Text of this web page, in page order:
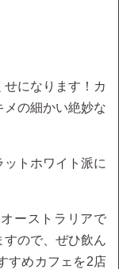
になります！カ
メの細かい絶妙な
トホワイト派に
ーストラリアで
すので、ぜひ飲ん
すめカフェを2店